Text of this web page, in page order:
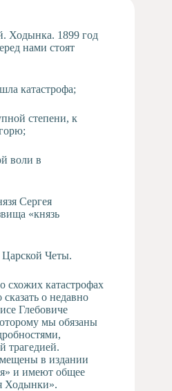
Ходынка. 1899 год
нами стоят
катастрофа;
степени, к
воли в
Сергея
«князь
Четы.
схожих катастрофах
о недавно
Глебовиче
мы обязаны
трагедией.
в издании
и имеют общее
Ходынки».